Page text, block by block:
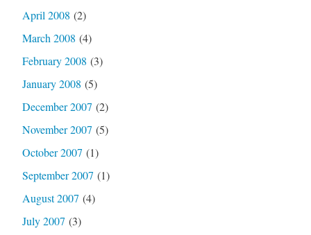
April 2008 (2)
March 2008 (4)
February 2008 (3)
January 2008 (5)
December 2007 (2)
November 2007 (5)
October 2007 (1)
September 2007 (1)
August 2007 (4)
July 2007 (3)